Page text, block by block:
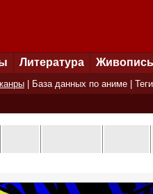
Литература Живопись
База данных по аниме Теги